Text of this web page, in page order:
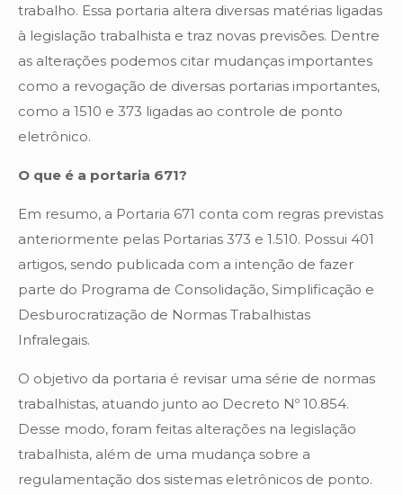
trabalho. Essa portaria altera diversas matérias ligadas
à legislação trabalhista e traz novas previsões. Dentre
as alterações podemos citar mudanças importantes
como a revogação de diversas portarias importantes,
como a 1510 e 373 ligadas ao controle de ponto
eletrônico.
O que é a portaria 671?
Em resumo, a Portaria 671 conta com regras previstas
anteriormente pelas Portarias 373 e 1.510. Possui 401
artigos, sendo publicada com a intenção de fazer
parte do Programa de Consolidação, Simplificação e
Desburocratização de Normas Trabalhistas
Infralegais.
O objetivo da portaria é revisar uma série de normas
trabalhistas, atuando junto ao Decreto Nº 10.854.
Desse modo, foram feitas alterações na legislação
trabalhista, além de uma mudança sobre a
regulamentação dos sistemas eletrônicos de ponto.